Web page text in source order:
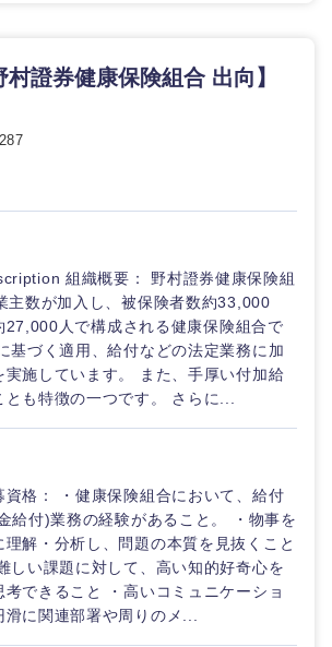
證券健康保険組合 出向】
組織概要： 野村證券健康保険組
主数が加入し、被保険者数約33,000
27,000人で構成される健康保険組合で
基づく適用、給付などの法定業務に加
実施しています。 また、手厚い付加給
も特徴の一つです。 さらに...
資格： ・健康保険組合において、給付
給付)業務の経験があること。 ・物事を
解・分析し、問題の本質を見抜くこと
しい課題に対して、高い知的好奇心を
考できること ・高いコミュニケーショ
に関連部署や周りのメ...